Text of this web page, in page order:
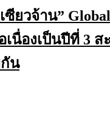
ยวจ้าน”
เนื่องเป็นปีที่ 3
น